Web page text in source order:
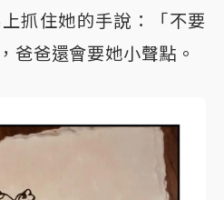
抓住她的手說：「不要
爸爸還會要她小聲點。